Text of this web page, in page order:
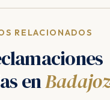
RELACIONADOS
en